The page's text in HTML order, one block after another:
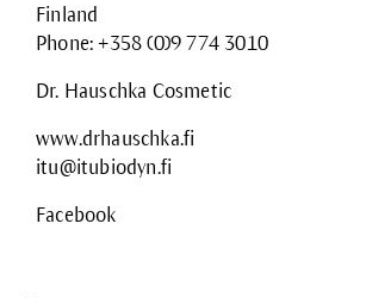
Finland
Phone: +358 (0)9 774 3010
Dr. Hauschka Cosmetic
www.drhauschka.fi
itu@itubiodyn.fi
Facebook